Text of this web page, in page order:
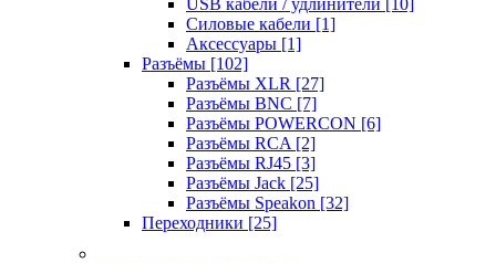
USB кабели / удлинители [10]
Силовые кабели [1]
Аксессуары [1]
Разъёмы [102]
Разъёмы XLR [27]
Разъёмы BNC [7]
Разъёмы POWERCON [6]
Разъёмы RCA [2]
Разъёмы RJ45 [3]
Разъёмы Jack [25]
Разъёмы Speakon [32]
Переходники [25]